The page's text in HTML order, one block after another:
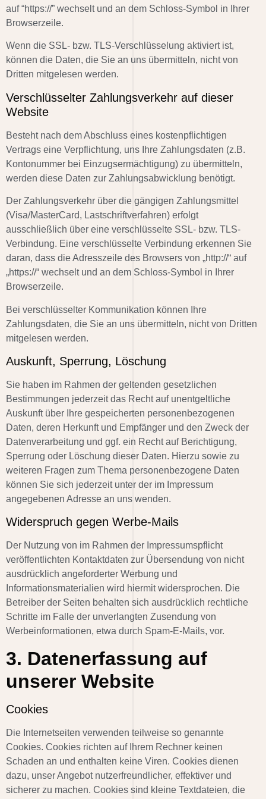
auf “https://” wechselt und an dem Schloss-Symbol in Ihrer
Browserzeile.
Wenn die SSL- bzw. TLS-Verschlüsselung aktiviert ist,
können die Daten, die Sie an uns übermitteln, nicht von
Dritten mitgelesen werden.
Verschlüsselter Zahlungsverkehr auf dieser
Website
Besteht nach dem Abschluss eines kostenpflichtigen
Vertrags eine Verpflichtung, uns Ihre Zahlungsdaten (z.B.
Kontonummer bei Einzugsermächtigung) zu übermitteln,
werden diese Daten zur Zahlungsabwicklung benötigt.
Der Zahlungsverkehr über die gängigen Zahlungsmittel
(Visa/MasterCard, Lastschriftverfahren) erfolgt
ausschließlich über eine verschlüsselte SSL- bzw. TLS-
Verbindung. Eine verschlüsselte Verbindung erkennen Sie
daran, dass die Adresszeile des Browsers von „http://“ auf
„https://“ wechselt und an dem Schloss-Symbol in Ihrer
Browserzeile.
Bei verschlüsselter Kommunikation können Ihre
Zahlungsdaten, die Sie an uns übermitteln, nicht von Dritten
mitgelesen werden.
Auskunft, Sperrung, Löschung
Sie haben im Rahmen der geltenden gesetzlichen
Bestimmungen jederzeit das Recht auf unentgeltliche
Auskunft über Ihre gespeicherten personenbezogenen
Daten, deren Herkunft und Empfänger und den Zweck der
Datenverarbeitung und ggf. ein Recht auf Berichtigung,
Sperrung oder Löschung dieser Daten. Hierzu sowie zu
weiteren Fragen zum Thema personenbezogene Daten
können Sie sich jederzeit unter der im Impressum
angegebenen Adresse an uns wenden.
Widerspruch gegen Werbe-Mails
Der Nutzung von im Rahmen der Impressumspflicht
veröffentlichten Kontaktdaten zur Übersendung von nicht
ausdrücklich angeforderter Werbung und
Informationsmaterialien wird hiermit widersprochen. Die
Betreiber der Seiten behalten sich ausdrücklich rechtliche
Schritte im Falle der unverlangten Zusendung von
Werbeinformationen, etwa durch Spam-E-Mails, vor.
3. Datenerfassung auf
unserer Website
Cookies
Die Internetseiten verwenden teilweise so genannte
Cookies. Cookies richten auf Ihrem Rechner keinen
Schaden an und enthalten keine Viren. Cookies dienen
dazu, unser Angebot nutzerfreundlicher, effektiver und
sicherer zu machen. Cookies sind kleine Textdateien, die